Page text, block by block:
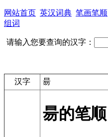
网站首页 英汉词典 笔画笔顺
组词
请输入您要查询的汉字：
汉字 昜
昜的笔顺